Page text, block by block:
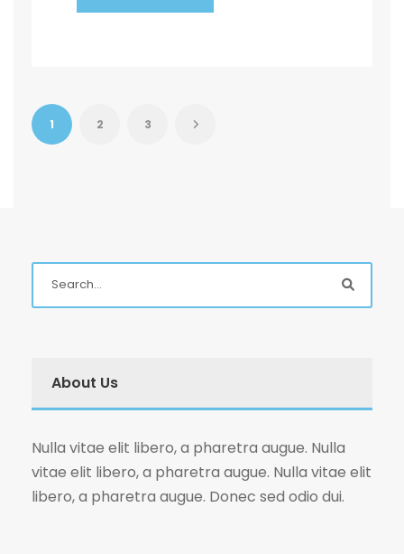
1 2 3
About Us
Nulla vitae elit libero, a pharetra augue. Nulla
vitae elit libero, a pharetra augue. Nulla vitae elit
libero, a pharetra augue. Donec sed odio dui.